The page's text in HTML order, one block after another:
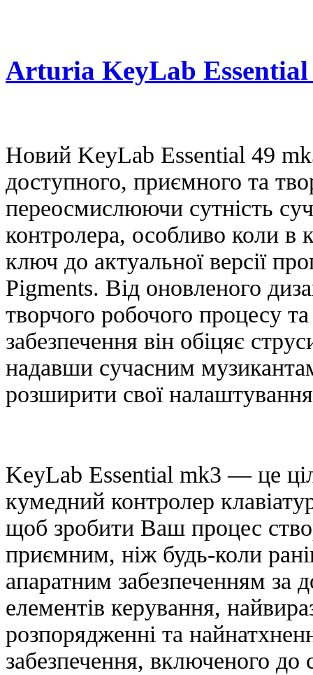
Arturia KeyLab Essential
Новий KeyLab Essential 49
доступного, приємного та
переосмислюючи сутність
контролера, особливо коли в
ключ до актуальної версії
Pigments. Від оновленого
творчого робочого процесу
забезпечення він обіцяє
надавши сучасним
розширити свої
KeyLab Essential mk3 — це
кумедний контролер
щоб зробити Ваш процес
приємним, ніж будь-коли
апаратним забезпеченням
елементів керування,
розпорядженні та
забезпечення, включеного до